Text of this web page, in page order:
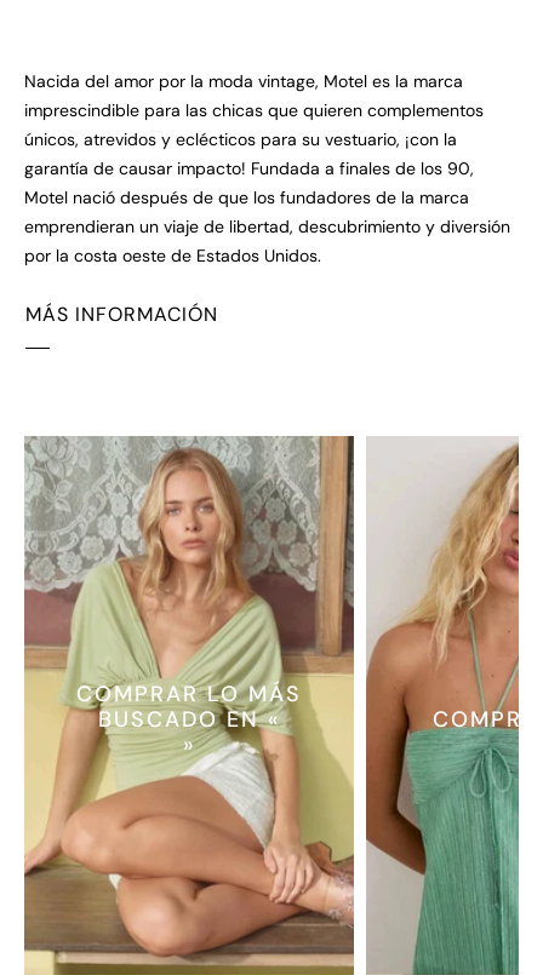
Nacida del amor por la moda vintage, Motel es la marca
imprescindible para las chicas que quieren complementos
únicos, atrevidos y eclécticos para su vestuario, ¡con la
garantía de causar impacto! Fundada a finales de los 90,
Motel nació después de que los fundadores de la marca
emprendieran un viaje de libertad, descubrimiento y diversión
por la costa oeste de Estados Unidos.
MÁS INFORMACIÓN
COMPRAR LO MÁS
BUSCADO EN «
»